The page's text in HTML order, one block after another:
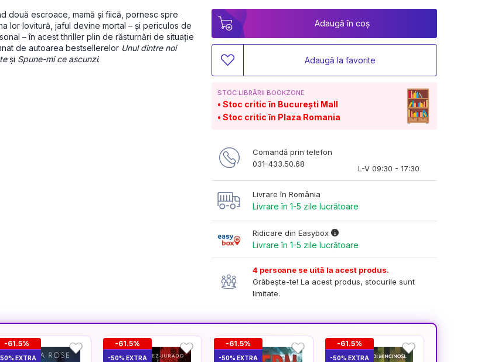
două escroace, mamă și fiică, pornesc spre
lor lovitură, jaful devine mortal – și periculos de
– în acest thriller plin de răsturnări de situație
de autoarea bestsellerelor Unul dintre noi
și Spune-mi ce ascunzi.
Adaugă în coș
Adaugă la favorite
STOC LIBRĂRII BOOKZONE
Stoc critic în București Mall
Stoc critic în Plaza Romania
Comandă prin telefon
031-433.50.68
L-V 09:30 - 17:30
Livrare în România
Livrare în 1-5 zile lucrătoare
Ridicare din Easybox
Livrare în 1-5 zile lucrătoare
4 persoane se uită la acest produs.
Grăbește-te! La acest produs, stocurile sunt
limitate.
-61.5%
EXTRA
-61.5%
-50% EXTRA
-61.5%
-50% EXTRA
-61.5%
-50% EXTRA